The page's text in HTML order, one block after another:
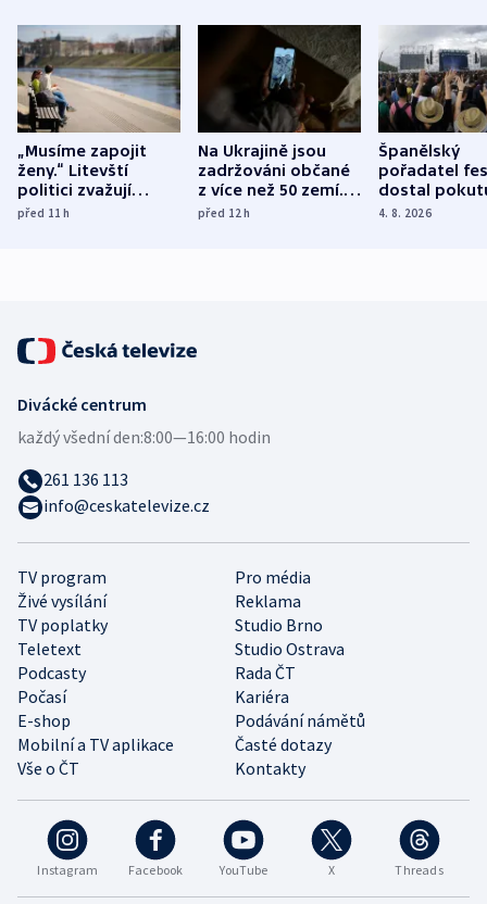
„Musíme zapojit
ženy.“ Litevští
politici zvažují
dohodu o
před 11h
Na Ukrajině jsou
zadržováni občané
z více než 50 zemí.
Bojovali na straně
před 12h
Španělský
pořadatel
dostal
nekalé
4. 8. 2026
Instagram Facebook YouTube X Threads
TV program
Pro média
Živé vysílání
Reklama
TV poplatky
Studio Brno
Teletext
Studio Ostrava
Podcasty
Rada ČT
Počasí
Kariéra
E-shop
Podávání námětů
Mobilní a TV aplikace
Časté dotazy
Vše o ČT
Kontakty
Divácké centrum
každý všední den:8:00—16:00 hodin
261 136 113
info@ceskatelevize.cz